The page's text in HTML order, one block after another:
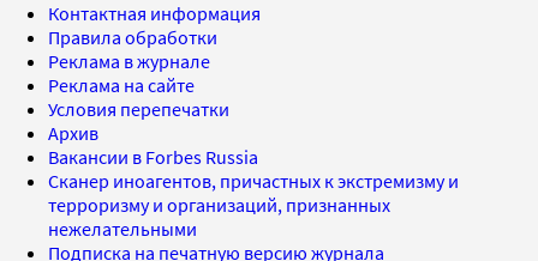
Контактная информация
Правила обработки
Реклама в журнале
Реклама на сайте
Условия перепечатки
Архив
Вакансии в Forbes Russia
Сканер иноагентов, причастных к экстремизму и
терроризму и организаций, признанных
нежелательными
Подписка на печатную версию журнала